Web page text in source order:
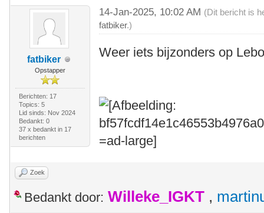
fatbiker
Opstapper
Berichten: 17
Topics: 5
Lid sinds: Nov 2024
Bedankt: 0
37 x bedankt in 17
berichten
14-Jan-2025, 10:02 AM (Dit bericht is
fatbiker.)
Weer iets bijzonders op
Zoek
Bedankt door: Willeke_IGKT ,